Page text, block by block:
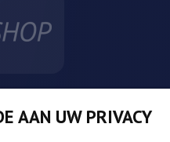
AAN UW PRIVACY